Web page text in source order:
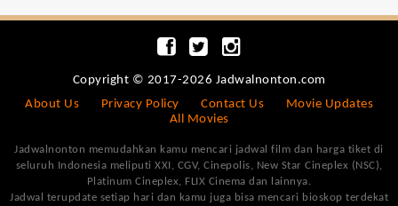
Copyright © 2017-2026 Jadwalnonton.com
About Us
Privacy Policy Contact Us
Movie Updates
All Movies
Jadwalnonton memudahkan kamu mencari jadwal film dan harga tiket di
seluruh Indonesia meliputi XXI, CGV, Cinepolis, New Star Cineplex (NSC),
Platinum Cineplex, FLIX Cinema dan lainnya.
Jadwal terupdate setiap hari dan kamu juga bisa mencari bioskop terdekat